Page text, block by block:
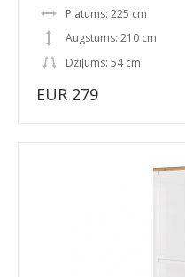
Platums: 225 cm
Augstums: 210 cm
Dziļums: 54 cm
EUR 279